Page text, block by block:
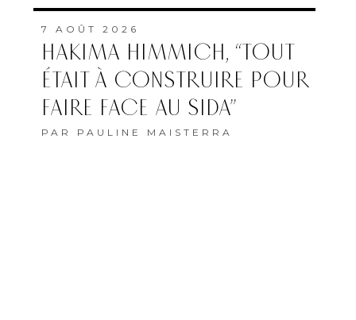
7 AOÛT 2026
HAKIMA HIMMICH, “TOUT
ÉTAIT À CONSTRUIRE POUR
FAIRE FACE AU SIDA”
PAR PAULINE MAISTERRA